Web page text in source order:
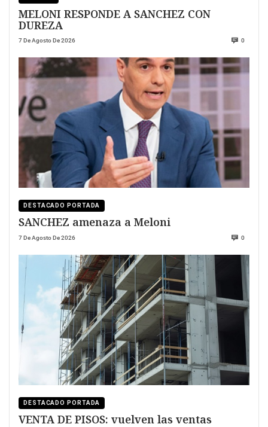
MELONI RESPONDE A SANCHEZ CON
DUREZA
7 De Agosto De 2026 0
DESTACADO PORTADA
SANCHEZ amenaza a Meloni
7 De Agosto De 2026 0
DESTACADO PORTADA
VENTA DE PISOS: vuelven las ventas